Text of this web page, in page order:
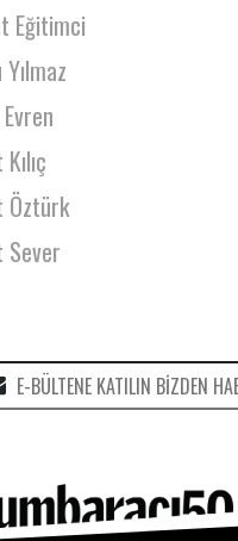
Eğitimci
Öztürk
Sever
Ay
Şentürer
Turan